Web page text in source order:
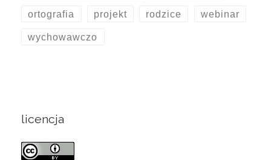
ortografia projekt rodzice webinar
wychowawczo
licencja